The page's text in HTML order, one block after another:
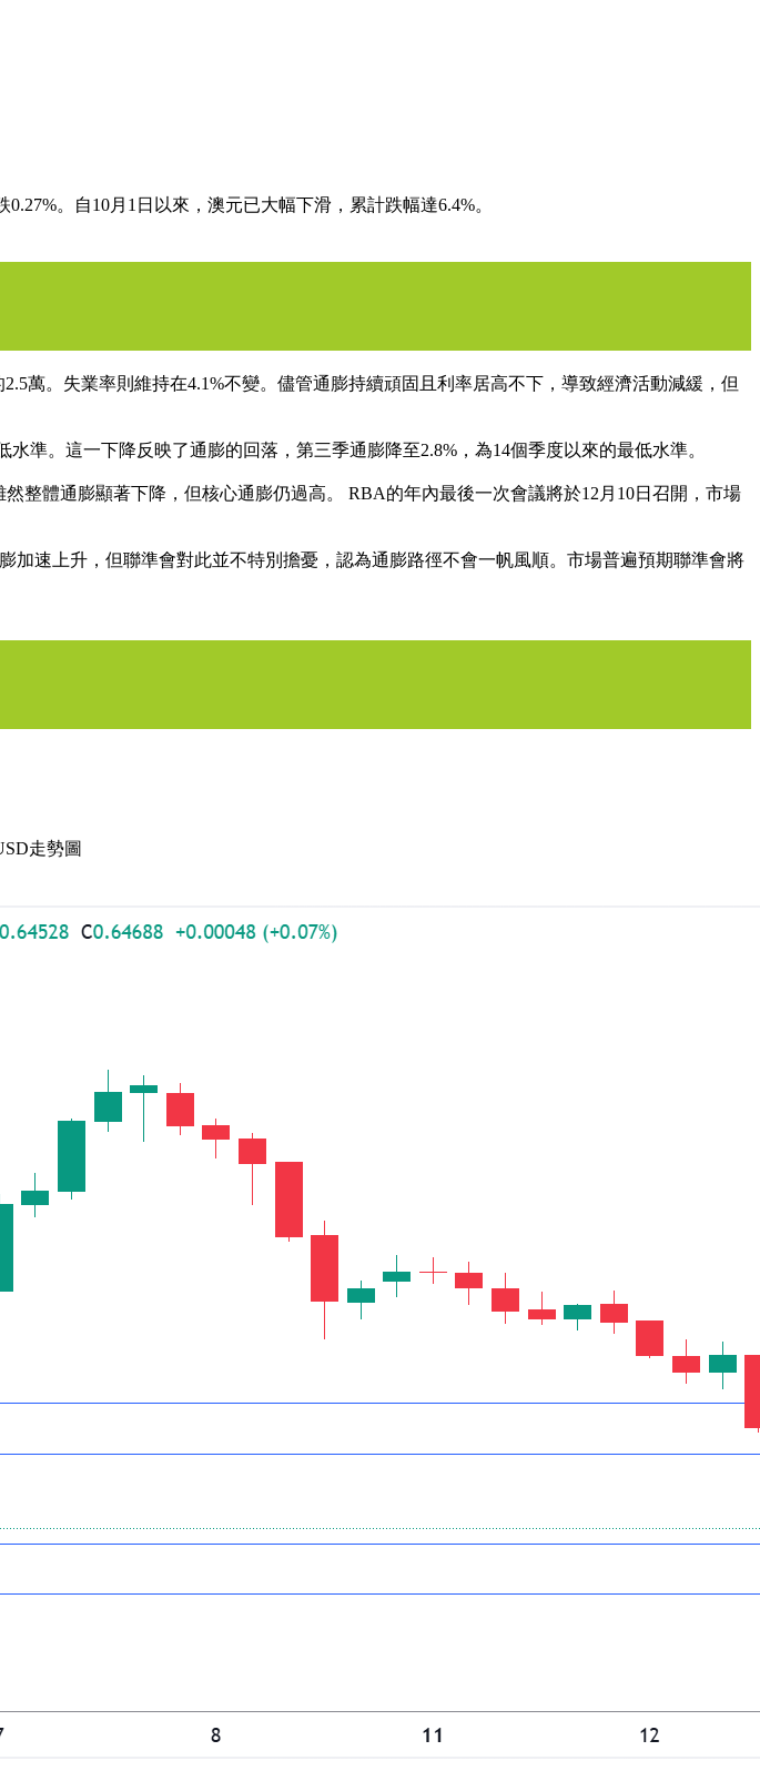
。自10月1日以來，澳元已大幅下滑，累計跌幅達6.4%。
萬。失業率則維持在4.1%不變。儘管通膨持續頑固且利率居高不下，導致經濟活動減緩，但
準。這一下降反映了通膨的回落，第三季通膨降至2.8%，為14個季度以來的最低水準。
整體通膨顯著下降，但核心通膨仍過高。 RBA的年內最後一次會議將於12月10日召開，市場
加速上升，但聯準會對此並不特別擔憂，認為通膨路徑不會一帆風順。市場普遍預期聯準會將
走勢圖